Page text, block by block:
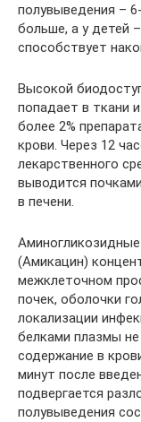
полувыведения –
больше, а у детей
способствует
Высокой
попадает в ткани
более 2%
крови. Через 12
лекарственного
выводится
в печени.
(Амикацин)
межклеточном
почек, оболочки
локализации
белками плазмы
содержание в
минут после
подвергается
полувыведения